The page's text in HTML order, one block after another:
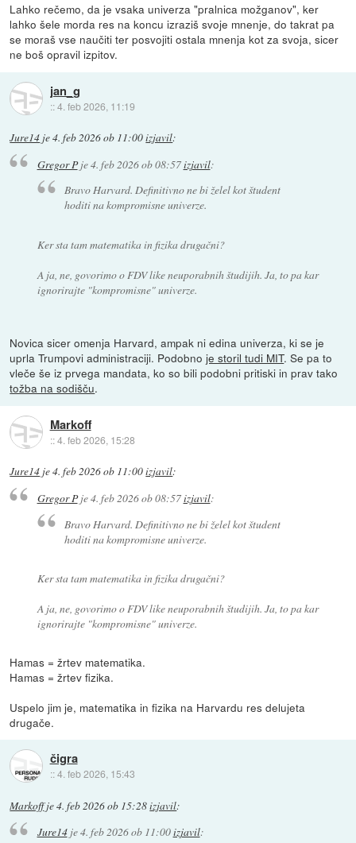
Lahko rečemo, da je vsaka univerza "pralnica možganov", ker
lahko šele morda res na koncu izraziš svoje mnenje, do takrat pa
se moraš vse naučiti ter posvojiti ostala mnenja kot za svoja, sicer
ne boš opravil izpitov.
jan_g
::4. feb 2026, 11:19
Jure14 je4. feb 2026 ob 11:00izjavil:
Gregor Pje4. feb 2026 ob 08:57izjavil:
Bravo Harvard. Definitivno ne bi želel kot študent
hoditi na kompromisne univerze.
Ker sta tam matematika in fizika drugačni?
A ja, ne, govorimo o FDV like neuporabnih študijih. Ja, to pa kar
ignorirajte "kompromisne" univerze.
Novica sicer omenja Harvard, ampak ni edina univerza, ki se je
uprla Trumpovi administraciji. Podobnoje storil tudi MIT. Se pa to
vleče še iz prvega mandata, ko so bili podobni pritiski in prav tako
tožba na sodišču.
Markoff
::4. feb 2026, 15:28
Jure14 je4. feb 2026 ob 11:00izjavil:
Gregor Pje4. feb 2026 ob 08:57izjavil:
Bravo Harvard. Definitivno ne bi želel kot študent
hoditi na kompromisne univerze.
Ker sta tam matematika in fizika drugačni?
A ja, ne, govorimo o FDV like neuporabnih študijih. Ja, to pa kar
ignorirajte "kompromisne" univerze.
Hamas = žrtev matematika.
Hamas = žrtev fizika.
Uspelo jim je, matematika in fizika na Harvardu res delujeta
drugače.
čigra
::4. feb 2026, 15:43
Markoffje4. feb 2026 ob 15:28izjavil:
Jure14je4. feb 2026 ob 11:00izjavil: